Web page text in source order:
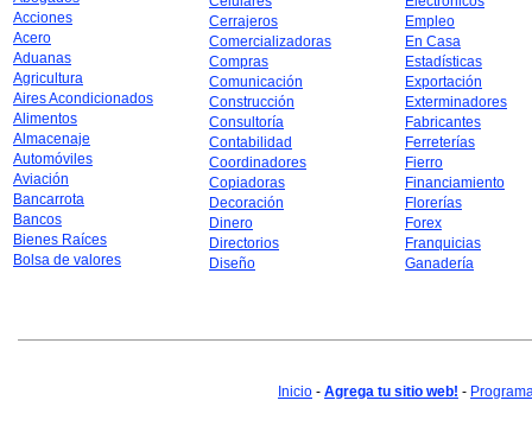
Acciones
Acero
Aduanas
Agricultura
Aires Acondicionados
Alimentos
Almacenaje
Automóviles
Aviación
Bancarrota
Bancos
Bienes Raíces
Bolsa de valores
Cerrajeros
Comercializadoras
Compras
Comunicación
Construcción
Consultoría
Contabilidad
Coordinadores
Copiadoras
Decoración
Dinero
Directorios
Diseño
Empleo
En Casa
Estadísticas
Exportación
Exterminadores
Fabricantes
Ferreterías
Fierro
Financiamiento
Florerías
Forex
Franquicias
Ganadería
Inicio - Agrega tu sitio web! -